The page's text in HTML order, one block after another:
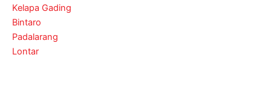
Kelapa Gading
Bintaro
Padalarang
Lontar